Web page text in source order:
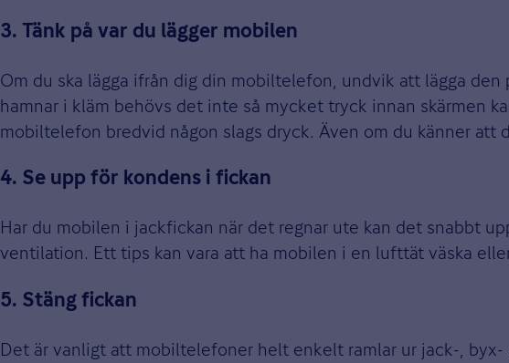
3. Tänk på var du lägger mobilen
Om du ska lägga ifrån dig din mobiltelefon, undvik att lägga
hamnar i kläm behövs det inte så mycket tryck innan skärmen
mobiltelefon bredvid någon slags dryck. Även om du känner
4. Se upp för kondens i fickan
Har du mobilen i jackfickan när det regnar ute kan det snabbt
ventilation. Ett tips kan vara att ha mobilen i en lufttät väska
5. Stäng fickan
Det är vanligt att mobiltelefoner helt enkelt ramlar ur jack-,